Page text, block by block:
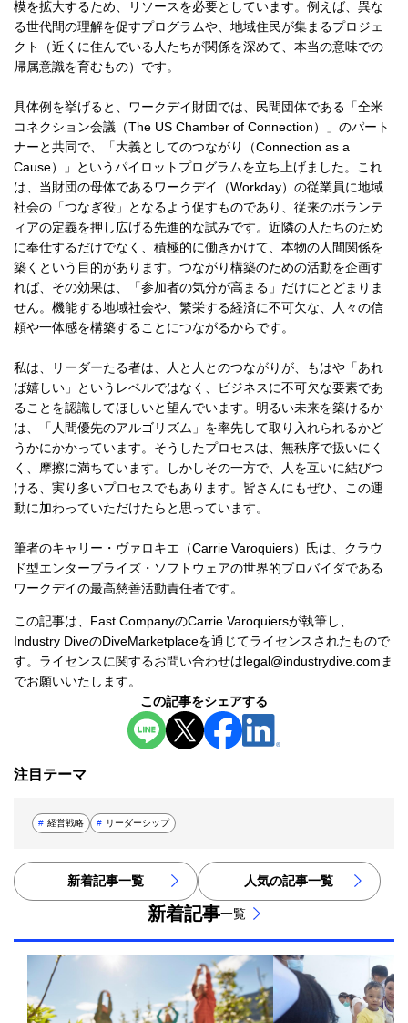
模を拡大するため、リソースを必要としています。例えば、異な
る世代間の理解を促すプログラムや、地域住民が集まるプロジェ
クト（近くに住んでいる人たちが関係を深めて、本当の意味での
帰属意識を育むもの）です。
具体例を挙げると、ワークデイ財団では、民間団体である「全米
コネクション会議（The US Chamber of Connection）」のパート
ナーと共同で、「大義としてのつながり（Connection as a
Cause）」というパイロットプログラムを立ち上げました。これ
は、当財団の母体であるワークデイ（Workday）の従業員に地域
社会の「つなぎ役」となるよう促すものであり、従来のボランテ
ィアの定義を押し広げる先進的な試みです。近隣の人たちのため
に奉仕するだけでなく、積極的に働きかけて、本物の人間関係を
築くという目的があります。つながり構築のための活動を企画す
れば、その効果は、「参加者の気分が高まる」だけにとどまりま
せん。機能する地域社会や、繁栄する経済に不可欠な、人々の信
頼や一体感を構築することにつながるからです。
私は、リーダーたる者は、人と人とのつながりが、もはや「あれ
ば嬉しい」というレベルではなく、ビジネスに不可欠な要素であ
ることを認識してほしいと望んでいます。明るい未来を築けるか
は、「人間優先のアルゴリズム」を率先して取り入れられるかど
うかにかかっています。そうしたプロセスは、無秩序で扱いにく
く、摩擦に満ちています。しかしその一方で、人を互いに結びつ
ける、実り多いプロセスでもあります。皆さんにもぜひ、この運
動に加わっていただけたらと思っています。
筆者のキャリー・ヴァロキエ（Carrie Varoquiers）氏は、クラウ
ド型エンタープライズ・ソフトウェアの世界的プロバイダである
ワークデイの最高慈善活動責任者です。
この記事は、Fast CompanyのCarrie Varoquiersが執筆し、
Industry DiveのDiveMarketplaceを通じてライセンスされたもので
す。ライセンスに関するお問い合わせはlegal@industrydive.comま
でお願いいたします。
この記事をシェアする
新規ウィンドウを開きます
新規ウィンドウを開きます
新規ウィンドウを開きます
注目テーマ
# 経営戦略 # リーダーシップ
新着記事一覧 人気の記事一覧
新着記事一覧